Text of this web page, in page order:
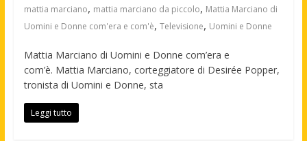
mattia marciano, mattia marciano da piccolo, Mattia Marciano di
Uomini e Donne com'era e com'è, Televisione, Uomini e Donne
Mattia Marciano di Uomini e Donne com’era e
com’è. Mattia Marciano, corteggiatore di Desirée Popper,
tronista di Uomini e Donne, sta
Leggi tutto